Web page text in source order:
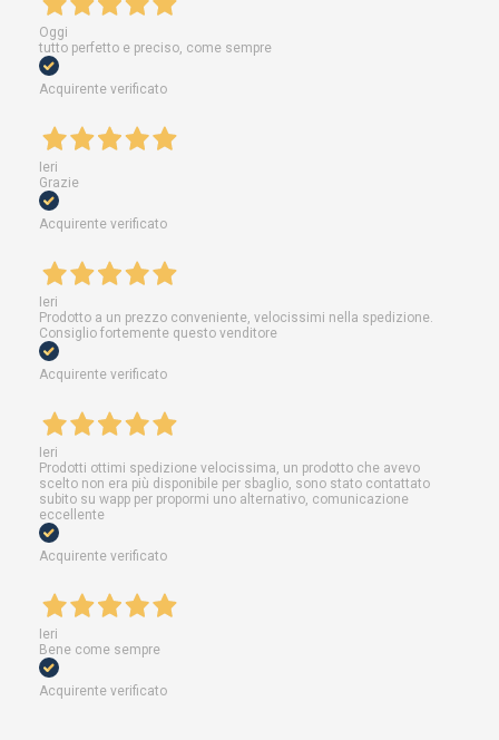
Oggi
tutto perfetto e preciso, come sempre
Acquirente verificato
Ieri
Grazie
Acquirente verificato
Ieri
Prodotto a un prezzo conveniente, velocissimi nella spedizione.
Consiglio fortemente questo venditore
Acquirente verificato
Ieri
Prodotti ottimi spedizione velocissima, un prodotto che avevo
scelto non era più disponibile per sbaglio, sono stato contattato
subito su wapp per propormi uno alternativo, comunicazione
eccellente
Acquirente verificato
Ieri
Bene come sempre
Acquirente verificato